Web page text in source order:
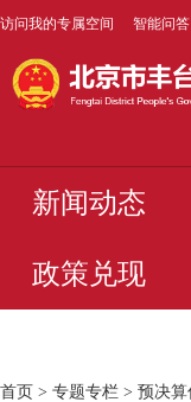
访问我的专属空间 智能问答
新闻动态
政策兑现
首页 > 专题专栏 > 预决算